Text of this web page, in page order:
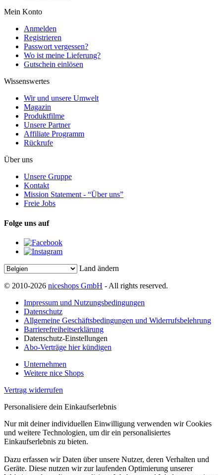
Mein Konto
Anmelden
Registrieren
Passwort vergessen?
Wo ist meine Lieferung?
Gutschein einlösen
Wissenswertes
Wir und unsere Umwelt
Magazin
Produktfilme
Unsere Partner
Affiliate Programm
Rückrufe
Über uns
Unsere Gruppe
Kontakt
Mission Statement - “Über uns”
Freie Jobs
Folge uns auf
Land ändern
© 2010-2026 niceshops GmbH - All rights reserved.
Impressum und Nutzungsbedingungen
Datenschutz
Allgemeine Geschäftsbedingungen und Widerrufsbelehrung
Barrierefreiheitserklärung
Datenschutz-Einstellungen
Abo-Verträge hier kündigen
Unternehmen
Weitere nice Shops
Vertrag widerrufen
Personalisiere dein Einkaufserlebnis
Nur mit deiner individuellen Einwilligung verwenden wir Cookies
und weitere Technologien, um dir ein personalisiertes
Einkaufserlebnis zu bieten.
Dazu erfassen wir Daten über unsere Nutzer, deren Verhalten und
Geräte. Diese nutzen wir zur laufenden Optimierung unserer